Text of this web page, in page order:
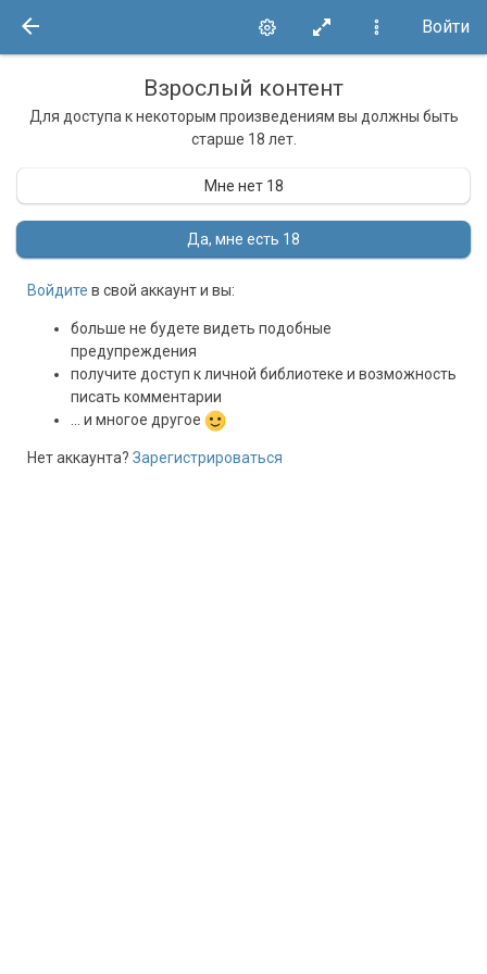
Войти
Взрослый контент
Для доступа к некоторым произведениям вы должны быть
старше 18 лет.
Мне нет 18
Да, мне есть 18
Войдите в свой аккаунт и вы:
больше не будете видеть подобные
предупреждения
получите доступ к личной библиотеке и возможность
писать комментарии
... и многое другое
Нет аккаунта? Зарегистрироваться